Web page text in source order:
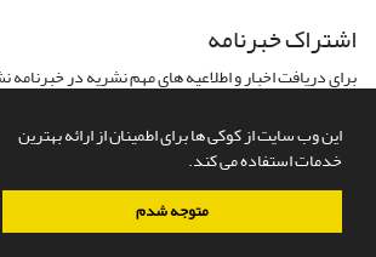
این وب سایت از کوکی ها برای اطمینان از ارائه بهترین
خدمات استفاده می کند.
متوجه شدم
اشتراک خبرنامه
برای دریافت اخبار و اطلاعیه های مهم نشریه در
سامانه مدیریت نشریات علمی.طراحی و پیاده سازی از